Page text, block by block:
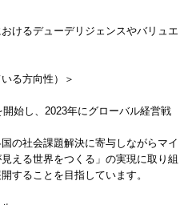
けるデューデリジェンスやバリュエ
る方向性）＞
始し、2023年にグローバル経営戦
の社会課題解決に寄与しながらマイ
える世界をつくる」の実現に取り組
することを目指しています。